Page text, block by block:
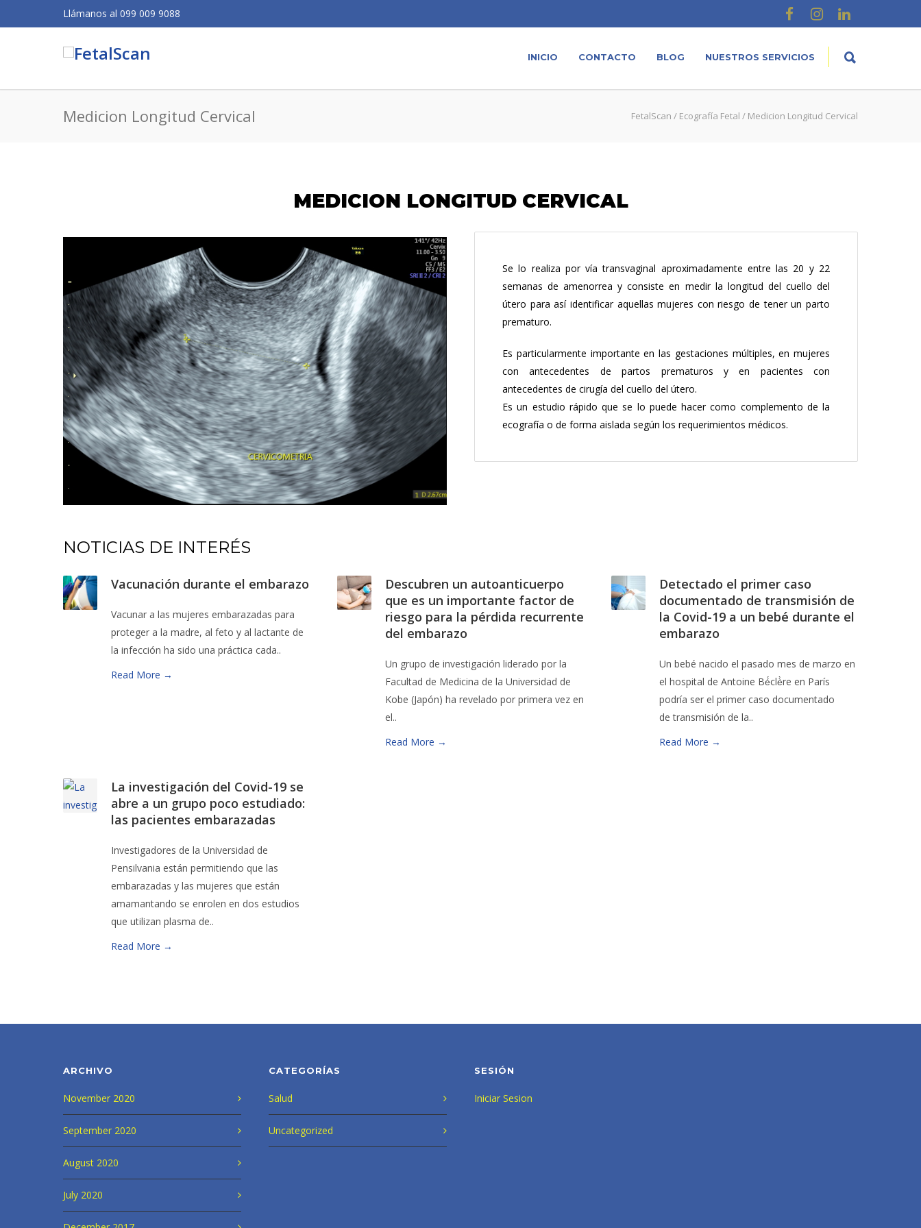
Llámanos al 099 009 9088
INICIO CONTACTO BLOG NUESTROS SERVICIOS
Medicion Longitud Cervical FetalScan / Ecografía Fetal / Medicion Longitud Cervical
MEDICION LONGITUD CERVICAL
Se lo realiza por vía transvaginal aproximadamente entre las 20 y 22
semanas de amenorrea y consiste en medir la longitud del cuello del
útero para así identificar aquellas mujeres con riesgo de tener un parto
prematuro.
Es particularmente importante en las gestaciones múltiples, en mujeres
con antecedentes de partos prematuros y en pacientes con
antecedentes de cirugía del cuello del útero.
Es un estudio rápido que se lo puede hacer como complemento de la
ecografía o de forma aislada según los requerimientos médicos.
NOTICIAS DE INTERÉS
Vacunación durante el embarazo
Vacunar a las mujeres embarazadas para
proteger a la madre, al feto y al lactante de
la infección ha sido una práctica cada..
Read More →
Descubren un autoanticuerpo
que es un importante factor de
riesgo para la pérdida recurrente
del embarazo
Un grupo de investigación liderado por la
Facultad de Medicina de la Universidad de
Kobe (Japón) ha revelado por primera vez en
el..
Read More →
Detectado el primer caso
documentado de transmisión de
la Covid-19 a un bebé durante el
embarazo
Un bebé nacido el pasado mes de marzo en
el hospital de Antoine Bé́clè̀re en París
podría ser el primer caso documentado
de transmisión de la..
Read More →
La investigación del Covid-19 se
abre a un grupo poco estudiado:
las pacientes embarazadas
Investigadores de la Universidad de
Pensilvania están permitiendo que las
embarazadas y las mujeres que están
amamantando se enrolen en dos estudios
que utilizan plasma de..
Read More →
ARCHIVO
November 2020
September 2020
August 2020
July 2020
CATEGORÍAS
Salud
Uncategorized
SESIÓN
Iniciar Sesion